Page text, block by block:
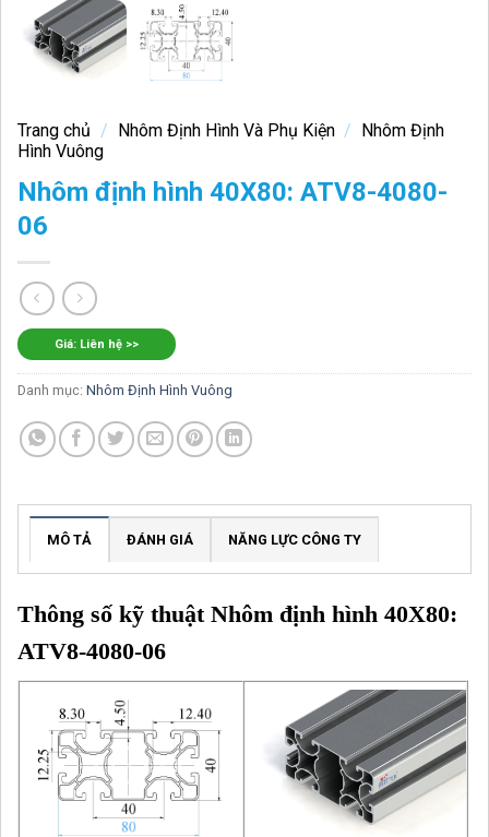
Trang chủ / Nhôm Định Hình Và Phụ Kiện / Nhôm Định
Hình Vuông
Nhôm định hình 40X80: ATV8-4080-
06
Giá: Liên hệ >>
Danh mục: Nhôm Định Hình Vuông
MÔ TẢ ĐÁNH GIÁ NĂNG LỰC CÔNG TY
Thông số kỹ thuật Nhôm định hình 40X80:
ATV8-4080-06